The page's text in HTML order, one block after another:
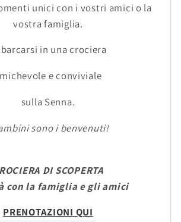
unici con i vostri amici o la
vostra famiglia.
in una crociera
e conviviale
sulla Senna.
sono i benvenuti!
DI SCOPERTA
con la famiglia e gli amici
PRENOTAZIONI QUI